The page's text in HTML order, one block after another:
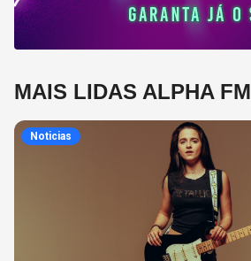
MAIS LIDAS ALPHA FM
Noticias